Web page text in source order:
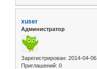
xuser
Администратор
Зарегистрирован: 2014-04-06
Приглашений: 0